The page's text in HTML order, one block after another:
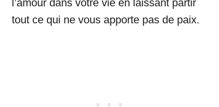
l’amour dans votre vie en laissant partir
tout ce qui ne vous apporte pas de paix.